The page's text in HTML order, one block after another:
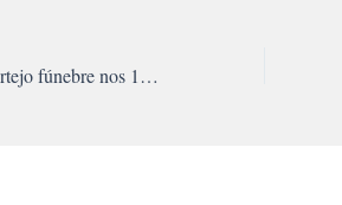
Estudantes fazem cortejo fúnebre nos 15 anos da Unesp Bauru